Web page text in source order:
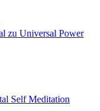
zu Universal Power
Self Meditation